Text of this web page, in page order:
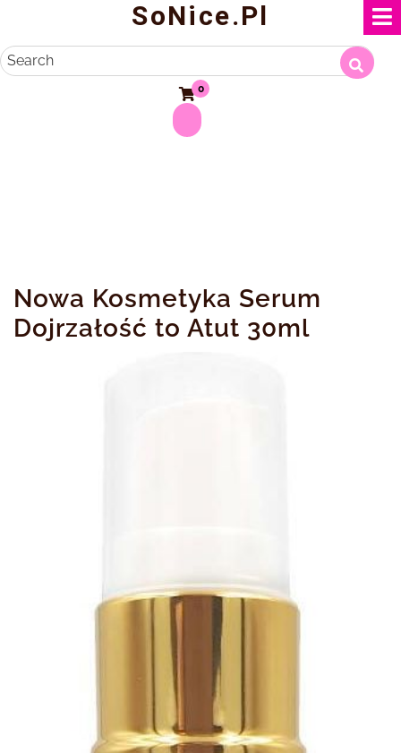
content
SoNice.pl
Search
0
Nowa Kosmetyka Serum
Dojrzałość to Atut 30ml